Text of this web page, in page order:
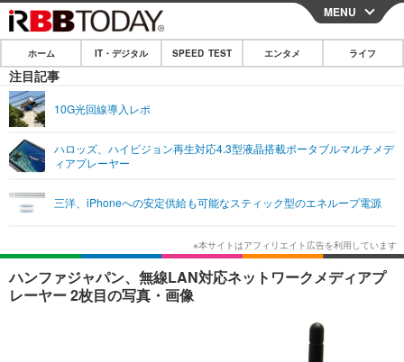
CLOSE
ホーム
IT・デジタル
ネタ
ショッピング その他
SPEED TEST
エンタメ
エンタメTOP 映画・ドラマ
韓国・芸能
音楽 スポーツ
その他
ライフ
ライフTOP グルメ
ペット ショッピング
リリース一覧
プッシュ通知の停止方法
MENU
ホーム IT・デジタル SPEED TEST エンタメ ライフ
注目記事
10G光回線導入レポ
ハロッズ、ハイビジョン再生対応4.3型液晶搭載ポータブルマルチメデ
ィアプレーヤー
三洋、iPhoneへの安定供給も可能なスティック型のエネループ電源
ハンファジャパン、無線LAN対応ネットワークメディアプ
レーヤー 2枚目の写真・画像